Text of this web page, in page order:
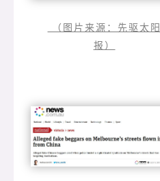
（图片来源：先驱太阳
报）